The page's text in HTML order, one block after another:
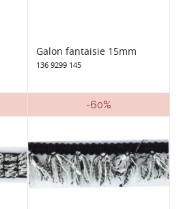
Galon fantaisie 15mm
136 9299 145
-60%